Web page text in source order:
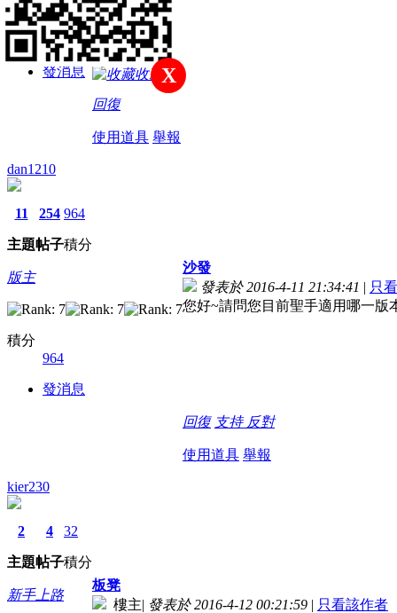
積分
32
發消息
收藏
回復
使用道具 舉報
dan1210
11
主題
254
帖子
964
積分
版主
積分
964
發消息
沙發
發表於 2016-4-11 21:34:41 | 只
您好~請問您目前聖手適用哪一版
回復 支持 反對
使用道具 舉報
kier230
2
主題
4
帖子
32
積分
新手上路
板凳
樓主| 發表於 2016-4-12 00:21:59 | 只看該作者
X